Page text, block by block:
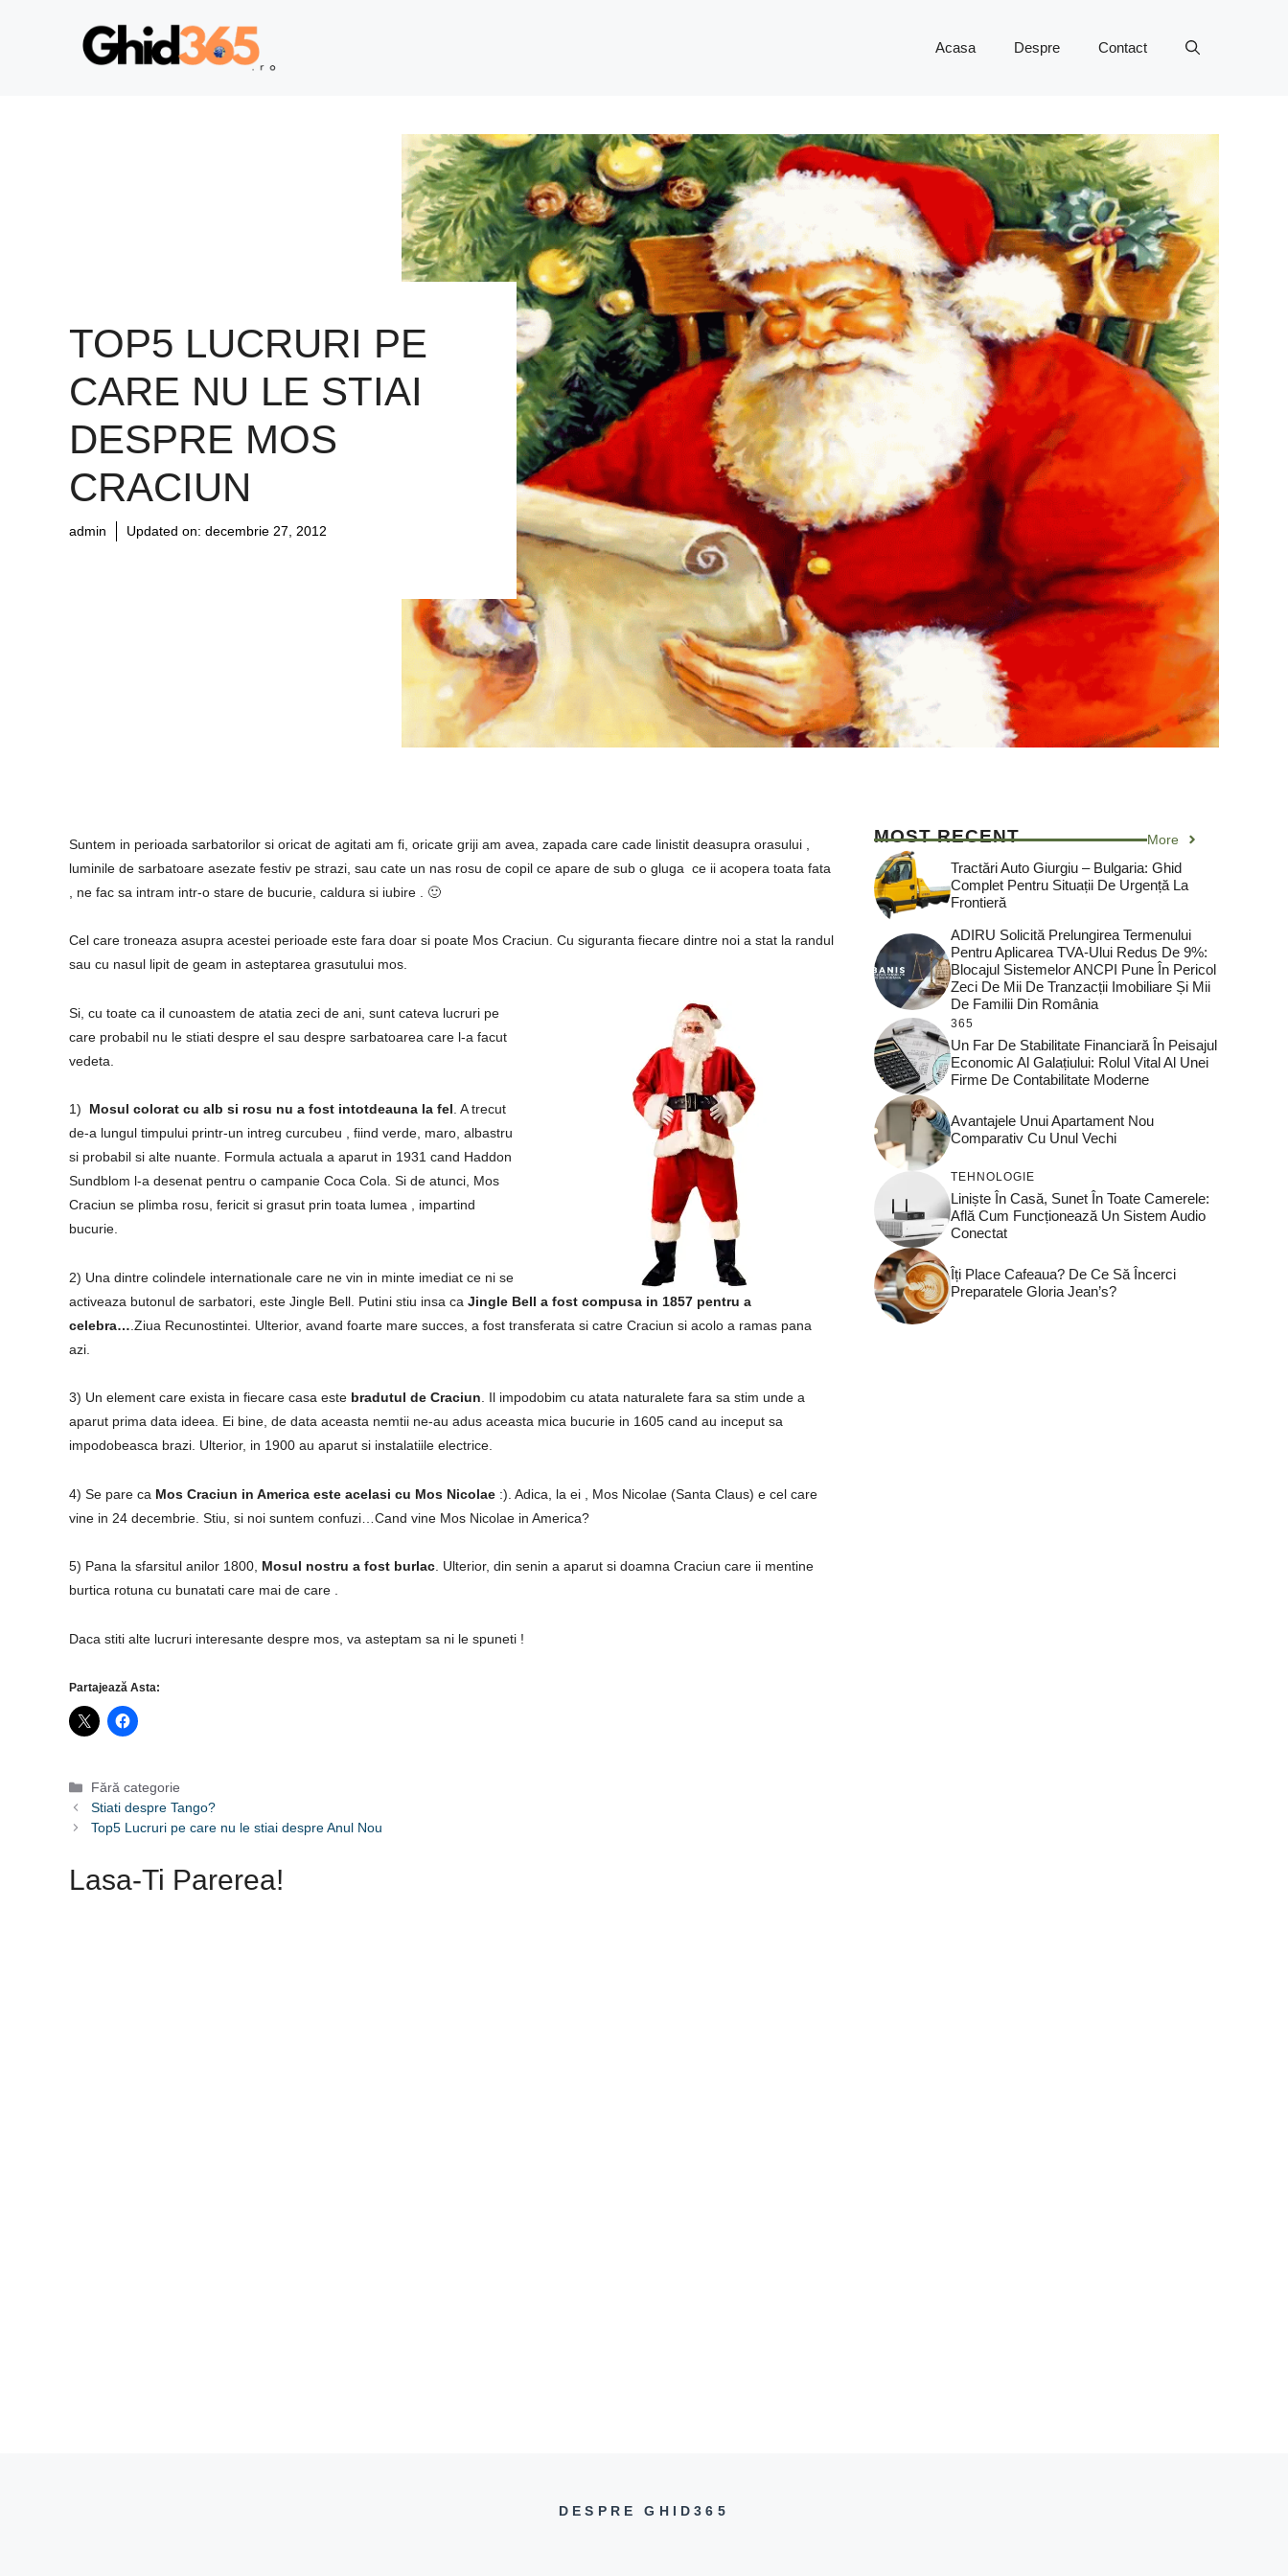
Acasa Despre Contact
TOP5 LUCRURI PE
CARE NU LE STIAI
DESPRE MOS
CRACIUN
admin Updated on: decembrie 27, 2012
Suntem in perioada sarbatorilor si oricat de agitati am fi, oricate griji am avea, zapada care cade linistit deasupra orasului ,
luminile de sarbatoare asezate festiv pe strazi, sau cate un nas rosu de copil ce apare de sub o gluga ce ii acopera toata fata
, ne fac sa intram intr-o stare de bucurie, caldura si iubire . 🙂
Cel care troneaza asupra acestei perioade este fara doar si poate Mos Craciun. Cu siguranta fiecare dintre noi a stat la randul
sau cu nasul lipit de geam in asteptarea grasutului mos.
Si, cu toate ca il cunoastem de atatia zeci de ani, sunt cateva lucruri pe
care probabil nu le stiati despre el sau despre sarbatoarea care l-a facut
vedeta.
1) Mosul colorat cu alb si rosu nu a fost intotdeauna la fel. A trecut
de-a lungul timpului printr-un intreg curcubeu , fiind verde, maro, albastru
si probabil si alte nuante. Formula actuala a aparut in 1931 cand Haddon
Sundblom l-a desenat pentru o campanie Coca Cola. Si de atunci, Mos
Craciun se plimba rosu, fericit si grasut prin toata lumea , impartind
bucurie.
2) Una dintre colindele internationale care ne vin in minte imediat ce ni se
activeaza butonul de sarbatori, este Jingle Bell. Putini stiu insa ca Jingle Bell a fost compusa in 1857 pentru a
celebra… .Ziua Recunostintei. Ulterior, avand foarte mare succes, a fost transferata si catre Craciun si acolo a ramas pana
azi.
3) Un element care exista in fiecare casa este bradutul de Craciun. Il impodobim cu atata naturalete fara sa stim unde a
aparut prima data ideea. Ei bine, de data aceasta nemtii ne-au adus aceasta mica bucurie in 1605 cand au inceput sa
impodobeasca brazi. Ulterior, in 1900 au aparut si instalatiile electrice.
4) Se pare ca Mos Craciun in America este acelasi cu Mos Nicolae :). Adica, la ei , Mos Nicolae (Santa Claus) e cel care
vine in 24 decembrie. Stiu, si noi suntem confuzi…Cand vine Mos Nicolae in America?
5) Pana la sfarsitul anilor 1800, Mosul nostru a fost burlac. Ulterior, din senin a aparut si doamna Craciun care ii mentine
burtica rotuna cu bunatati care mai de care .
Daca stiti alte lucruri interesante despre mos, va asteptam sa ni le spuneti !
Partajează Asta:
Categorii
Fără categorie
Stiati despre Tango?
Top5 Lucruri pe care nu le stiai despre Anul Nou
Lasa-Ti Parerea!
MOST RECENT More
Tractări Auto Giurgiu – Bulgaria: Ghid
Complet Pentru Situații De Urgență La
Frontieră
ADIRU Solicită Prelungirea Termenului
Pentru Aplicarea TVA-Ului Redus De 9%:
Blocajul Sistemelor ANCPI Pune În Pericol
Zeci De Mii De Tranzacții Imobiliare Și Mii
De Familii Din România
365
Un Far De Stabilitate Financiară În Peisajul
Economic Al Galațiului: Rolul Vital Al Unei
Firme De Contabilitate Moderne
Avantajele Unui Apartament Nou
Comparativ Cu Unul Vechi
TEHNOLOGIE
Liniște În Casă, Sunet În Toate Camerele:
Află Cum Funcționează Un Sistem Audio
Conectat
Îți Place Cafeaua? De Ce Să Încerci
Preparatele Gloria Jean’s?
DESPRE GHID365